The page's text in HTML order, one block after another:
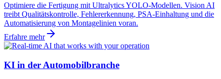
Optimiere die Fertigung mit Ultralytics YOLO-Modellen. Vision AI
treibt Qualitätskontrolle, Fehlererkennung, PSA-Einhaltung und die
Automatisierung von Montagelinien voran.
Erfahre mehr
KI in der Automobilbranche